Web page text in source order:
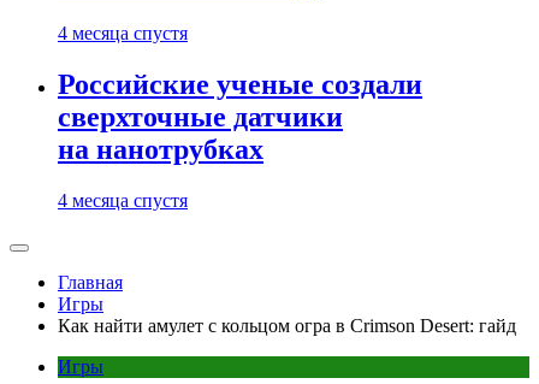
4 месяца спустя
Российские ученые создали
сверхточные датчики
на нанотрубках
4 месяца спустя
Главная
Игры
Как найти амулет с кольцом огра в Crimson Desert: гайд
Игры